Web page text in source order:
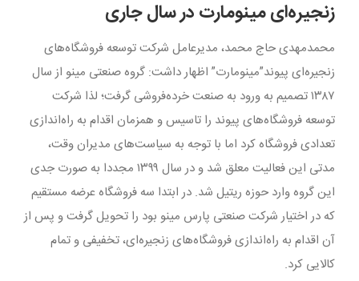
زنجیره‌ای مینومارت در سال جاری
محمدمهدی حاج محمد، مدیرعامل شرکت توسعه فروشگاه‌های
زنجیره‌ای پیوند”مینومارت” اظهار داشت: گروه صنعتی مینو از سال
۱۳۸۷ تصمیم به ورود به صنعت خرده‌فروشی گرفت؛ لذا شرکت
توسعه فروشگاه‌های پیوند را تاسیس و همزمان اقدام به راه‌اندازی
تعدادی فروشگاه کرد اما با توجه به سیاست‌های مدیران وقت،
مدتی این فعالیت معلق شد و در سال ۱۳۹۹ مجددا به صورت جدی
این گروه وارد حوزه ریتیل شد. در ابتدا سه فروشگاه عرضه مستقیم
که در اختیار شرکت صنعتی پارس مینو بود را تحویل گرفت و پس از
آن اقدام به راه‌اندازی فروشگاه‌های زنجیره‌ای، تخفیفی و تمام
کالایی کرد.